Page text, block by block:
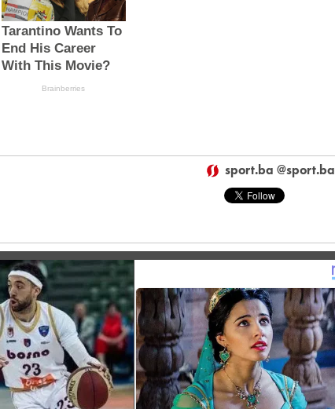
sport.ba @sport.ba